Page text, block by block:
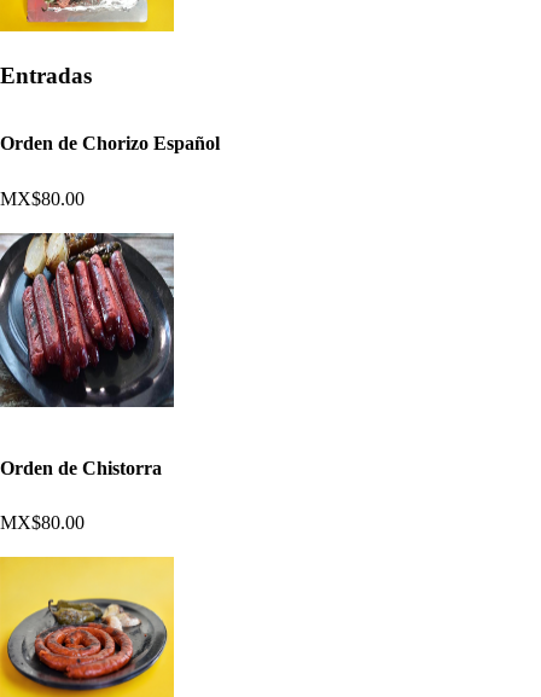
Entradas
Orden de Chorizo Español
MX$80.00
Orden de Chistorra
MX$80.00